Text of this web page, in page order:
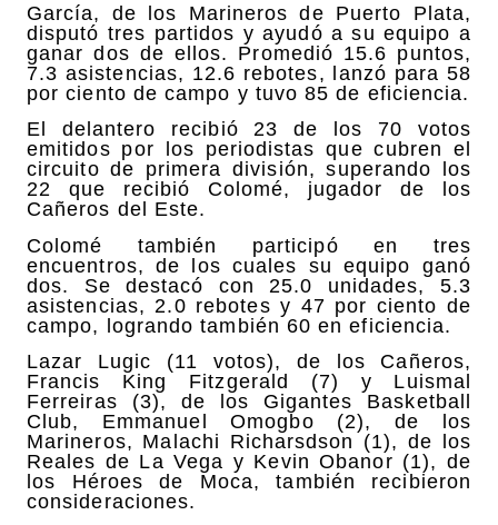
García, de los Marineros de Puerto Plata,
disputó tres partidos y ayudó a su equipo a
ganar dos de ellos. Promedió 15.6 puntos,
7.3 asistencias, 12.6 rebotes, lanzó para 58
por ciento de campo y tuvo 85 de eficiencia.
El delantero recibió 23 de los 70 votos
emitidos por los periodistas que cubren el
circuito de primera división, superando los
22 que recibió Colomé, jugador de los
Cañeros del Este.
Colomé también participó en tres
encuentros, de los cuales su equipo ganó
dos. Se destacó con 25.0 unidades, 5.3
asistencias, 2.0 rebotes y 47 por ciento de
campo, logrando también 60 en eficiencia.
Lazar Lugic (11 votos), de los Cañeros,
Francis King Fitzgerald (7) y Luismal
Ferreiras (3), de los Gigantes Basketball
Club, Emmanuel Omogbo (2), de los
Marineros, Malachi Richarsdson (1), de los
Reales de La Vega y Kevin Obanor (1), de
los Héroes de Moca, también recibieron
consideraciones.